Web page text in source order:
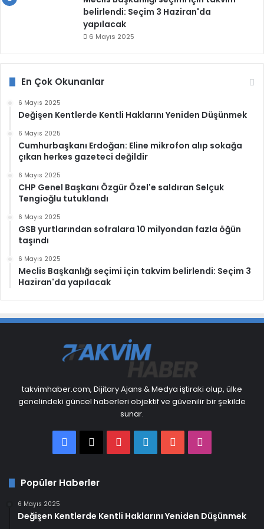
belirlendi: Seçim 3 Haziran'da
yapılacak
6 Mayıs 2025
En Çok Okunanlar
6 Mayıs 2025
Değişen Kentlerde Kentli Haklarını Yeniden Düşünmek
6 Mayıs 2025
Cumhurbaşkanı Erdoğan: Eline mikrofon alıp sokağa
çıkan herkes gazeteci değildir
6 Mayıs 2025
CHP Genel Başkanı Özgür Özel'e saldıran Selçuk
Tengioğlu tutuklandı
6 Mayıs 2025
GSB yurtlarından sofralara 10 milyondan fazla öğün
taşındı
6 Mayıs 2025
Meclis Başkanlığı seçimi için takvim belirlendi: Seçim 3
Haziran'da yapılacak
takvimhaber.com, Dijitary Ajans & Medya iştiraki olup, ülke
genelindeki güncel haberleri objektif ve güvenilir bir şekilde
sunar.
Facebook
X PinterestLinkedInYouTube
Popüler Haberler
6 Mayıs 2025
Değişen Kentlerde Kentli Haklarını Yeniden Düşünmek